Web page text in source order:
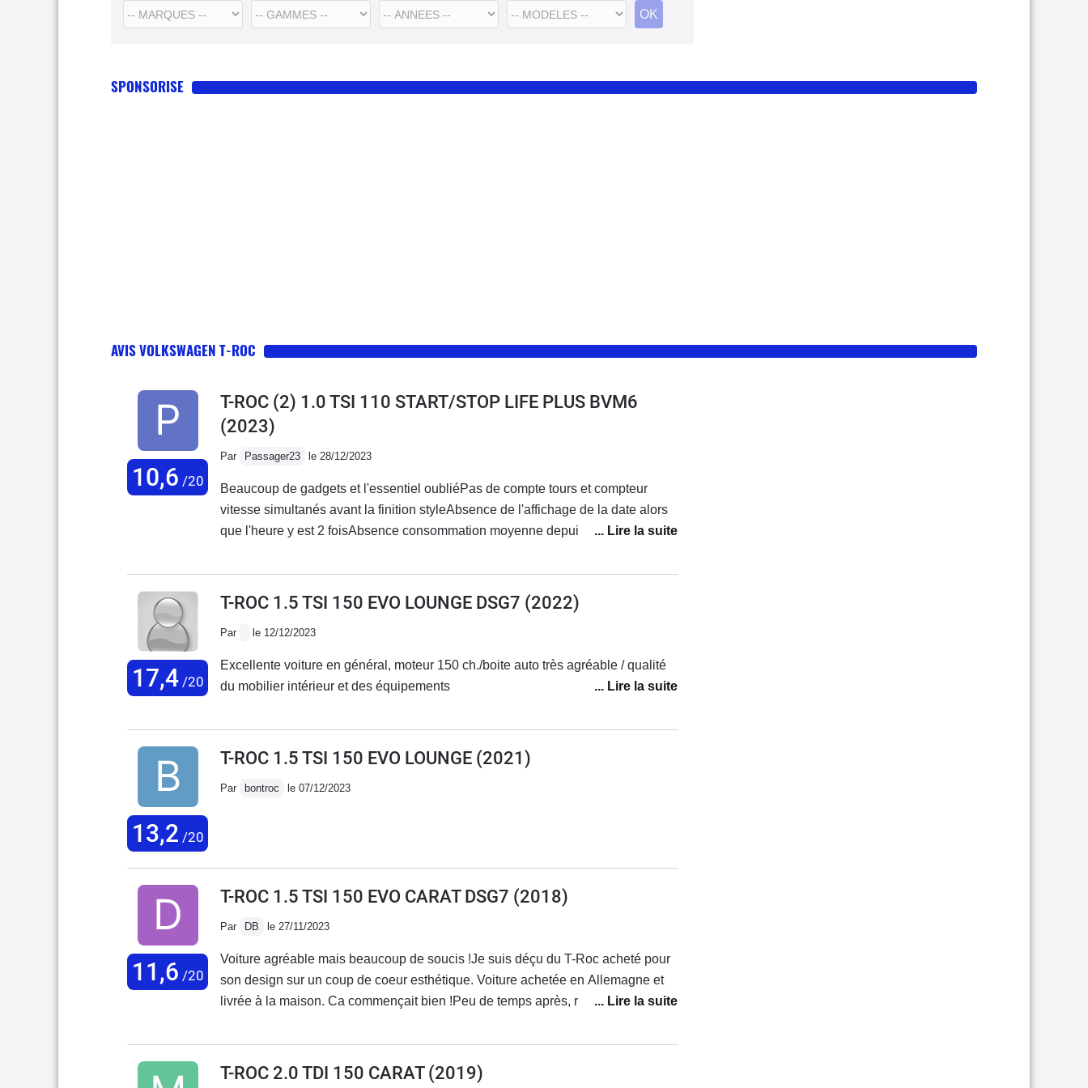
SPONSORISE
AVIS VOLKSWAGEN T-ROC
10,6 /20
T-ROC (2) 1.0 TSI 110 START/STOP LIFE PLUS BVM6
(2023)
Par Passager23 le 28/12/2023
Beaucoup de gadgets et l'essentiel oubliéPas de compte tours et compteur
vitesse simultanés avant la finition styleAbsence de l'affichage de la date alors
que l'heure y est 2 foisAbsence consommation moyenne depuis l'acquisition,
réajuster votre conduiteAbsence de vitesse moyenne depuis acquisitionWi-Fi
un vrai gadget... Commercial.Lumière d'accueil brèveRétroviseurs rabattables
17,4/20
T-ROC 1.5 TSI 150 EVO LOUNGE DSG7 (2022)
Par le 12/12/2023
Excellente voiture en général, moteur 150 ch./boite auto très agréable / qualité
du mobilier intérieur et des équipements
13,2 /20
T-ROC 1.5 TSI 150 EVO LOUNGE (2021)
Par bontroc le 07/12/2023
11,6 /20
T-ROC 1.5 TSI 150 EVO CARAT DSG7 (2018)
Par DB le 27/11/2023
Voiture agréable mais beaucoup de soucis !Je suis déçu du T-Roc acheté pour
son design sur un coup de coeur esthétique. Voiture achetée en Allemagne et
livrée à la maison. Ca commençait bien !Peu de temps après, rappel
commentaires) de freins qui grincent en marche arrière. Le constructeur dit que
c'est normal ???Problème de connexion d'Androïd Auto.Problème de
désactivation des aides à la conduite quand il y a trop de pluie ou de neige :
T-ROC 2.0 TDI 150 CARAT(2019)